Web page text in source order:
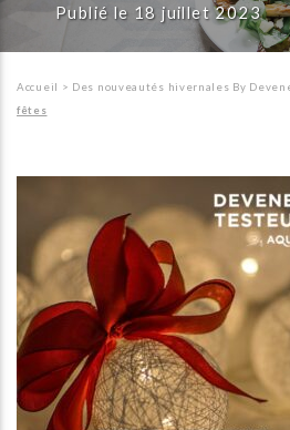
Publié le 18 juillet 2023
Accueil > Des nouveautés hivernales By
fêtes